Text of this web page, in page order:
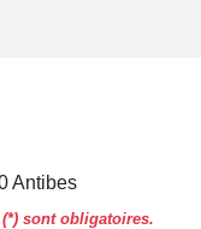
Antibes
sont obligatoires.